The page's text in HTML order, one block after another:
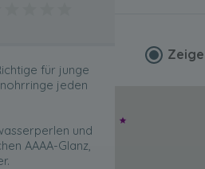
für junge
jeden
und
AAAA-Glanz,